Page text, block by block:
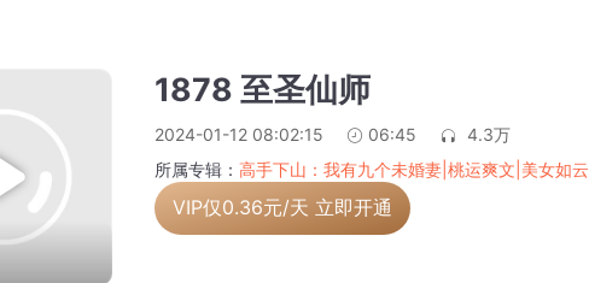
1878 至圣仙师
2024-01-12 08:02:15 06:45
4.3万
所属专辑： 高手下山：我有九个未婚妻|桃运爽文|美女如云
VIP仅0.36元/天 立即开通